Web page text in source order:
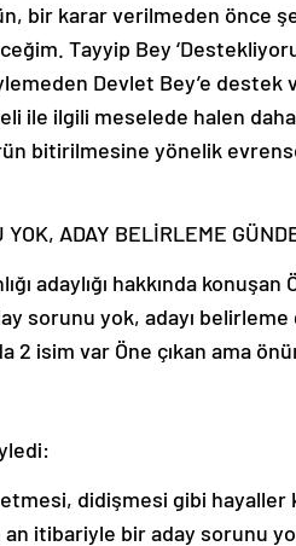
bir karar verilmeden önce
Tayyip Bey
Devlet Bey’e destek
ile ilgili meselede halen
bitirilmesine yönelik
YOK, ADAY BELİRLEME
adaylığı hakkında
sorunu yok, adayı
2 isim var Öne çıkan ama
didişmesi gibi hayaller
an itibariyle bir aday sorunu